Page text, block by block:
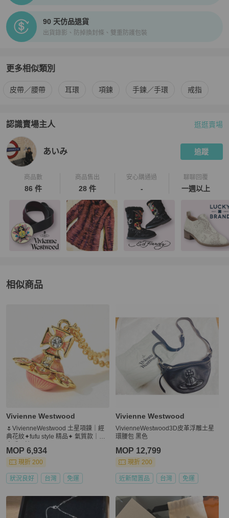
90 天仿品退貨
出貨錄影、防掉換封條、雙重防護包裝
更多相似類別
更多Vivienne Westwood 女士配件 相似商品推薦
皮帶／腰帶 耳環 項鍊 手鍊／手環 戒指
認識賣場主人
PopChill 拍拍圈嚴選賣家
逛逛賣場
あいみ 追蹤
商品數
86 件
商品售出
28 件
安心購通過
-
聊聊回覆
一週以上
相似商品
Vivienne Westwood
🌷VivienneWestwood 土星項鍊｜經
典花紋✦fufu style 精品✦ 氣質款｜西
MOP 6,934
現折 200
狀況良好 台灣 免運
Vivienne Westwood
VivienneWestwood3D皮革浮雕土星
環腰包 黑色
MOP 12,799
現折 200
近新閒置品 台灣 免運